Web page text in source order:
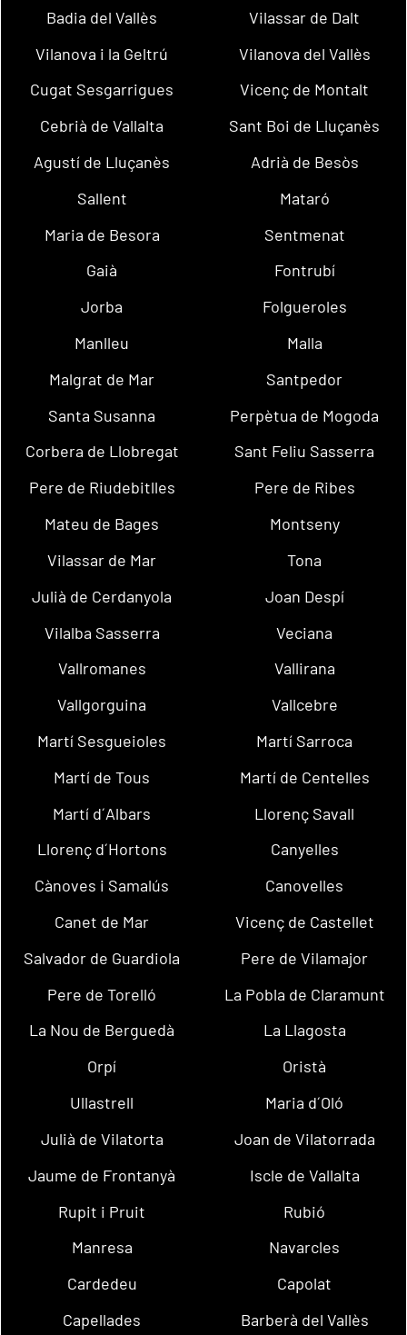
Badia del Vallès
Vilassar de Dalt
Vilanova i la Geltrú
Vilanova del Vallès
Cugat Sesgarrigues
Vicenç de Montalt
Cebrià de Vallalta
Sant Boi de Lluçanès
Agustí de Lluçanès
Adrià de Besòs
Sallent
Mataró
Maria de Besora
Sentmenat
Gaià
Fontrubí
Jorba
Folgueroles
Manlleu
Malla
Malgrat de Mar
Santpedor
Santa Susanna
Perpètua de Mogoda
Corbera de Llobregat
Sant Feliu Sasserra
Pere de Riudebitlles
Pere de Ribes
Mateu de Bages
Montseny
Vilassar de Mar
Tona
Julià de Cerdanyola
Joan Despí
Vilalba Sasserra
Veciana
Vallromanes
Vallirana
Vallgorguina
Vallcebre
Martí Sesgueioles
Martí Sarroca
Martí de Tous
Martí de Centelles
Martí d´Albars
Llorenç Savall
Llorenç d´Hortons
Canyelles
Cànoves i Samalús
Canovelles
Canet de Mar
Vicenç de Castellet
Salvador de Guardiola
Pere de Vilamajor
Pere de Torelló
La Pobla de Claramunt
La Nou de Berguedà
La Llagosta
Orpí
Oristà
Ullastrell
Maria d´Oló
Julià de Vilatorta
Joan de Vilatorrada
Jaume de Frontanyà
Iscle de Vallalta
Rupit i Pruit
Rubió
Manresa
Navarcles
Cardedeu
Capolat
Capellades
Barberà del Vallès